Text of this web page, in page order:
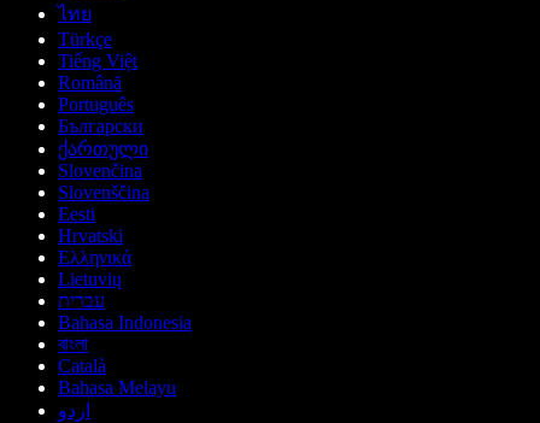
ไทย
Türkçe
Tiếng Việt
Română
Português
Български
ქართული
Slovenčina
Slovenščina
Eesti
Hrvatski
Ελληνικά
Lietuvių
עברית
Bahasa Indonesia
বাংলা
Català
Bahasa Melayu
اردو